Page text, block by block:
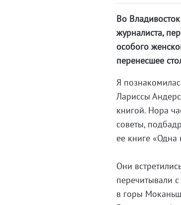
Во
журналиста,
особого
перенесшее
Я
Лариссы
книгой. Нора
советы,
ее книге «Одна
Они
перечитывали
в горы